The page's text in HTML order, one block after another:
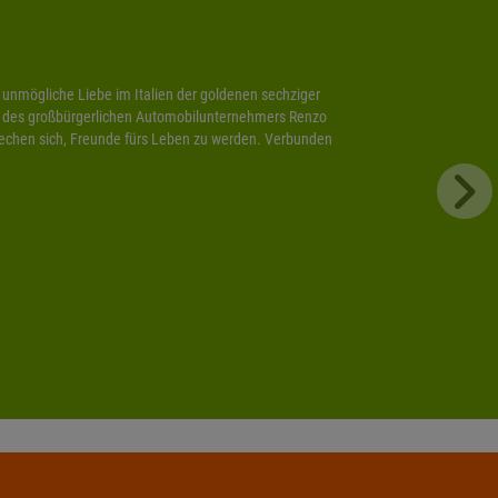
Liebe im Italien der goldenen sechziger
großbürgerlichen Automobilunternehmers Renzo
sich, Freunde fürs Leben zu werden. Verbunden